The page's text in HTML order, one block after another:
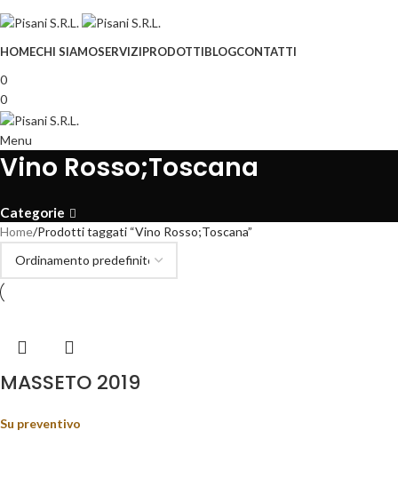
HOMECHI SIAMOSERVIZIPRODOTTIBLOGCONTATTI
0
0
Menu
Vino Rosso;Toscana
Categorie
Home Prodotti taggati “Vino Rosso;Toscana”
MASSETO 2019
Su preventivo